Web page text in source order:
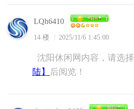
LQh6410
14 楼 2025/11/6 1:45:00
沈阳休闲网内容，请选择
陆】
后阅览！